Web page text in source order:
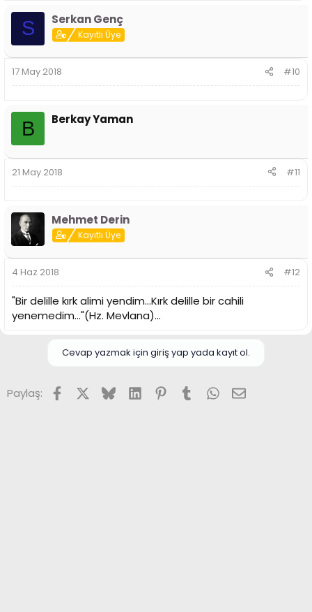
S Serkan Genç
Kayıtlı Üye
17 May 2018 #10
B Berkay Yaman
21 May 2018 #11
Mehmet Derin
Kayıtlı Üye
4 Haz 2018 #12
"Bir delille kırk alimi yendim...Kırk delille bir cahili
yenemedim..."(Hz. Mevlana)...
Cevap yazmak için giriş yap yada kayıt ol.
Paylaş: FacebookX (Twitter)
BlueskyLinkedInPinterest
TumblrWhatsApp
E-posta